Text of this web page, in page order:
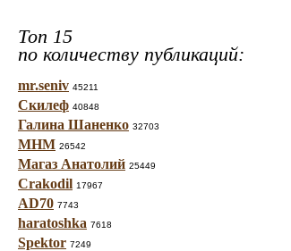
Топ 15
по количеству публикаций:
mr.seniv 45211
Скилеф 40848
Галина Шаненко 32703
МНМ 26542
Магаз Анатолий 25449
Crakodil 17967
AD70 7743
haratoshka 7618
Spektor 7249